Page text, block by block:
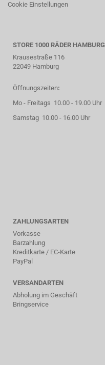
Cookie Einstellungen
STORE 1000 RÄDER HAMBURG
Krausestraße 116
22049 Hamburg
Öffnungszeiten:
Mo - Freitags 10.00 - 19.00 Uhr
Samstag 10.00 - 16.00 Uhr
ZAHLUNGSARTEN
Vorkasse
Barzahlung
Kreditkarte / EC-Karte
PayPal
VERSANDARTEN
Abholung im Geschäft
Bringservice